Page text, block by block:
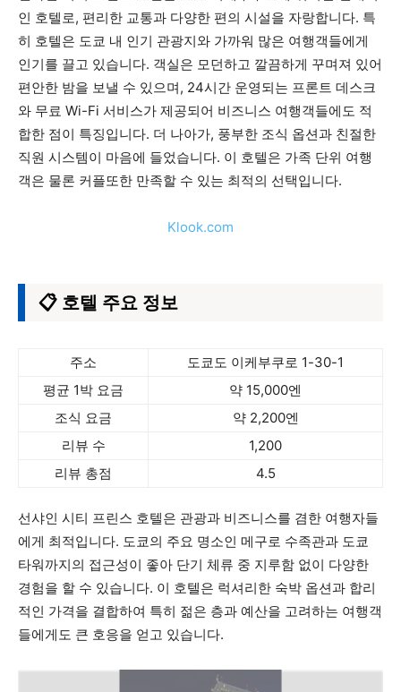
인 호텔로, 편리한 교통과 다양한 편의 시설을 자랑합니다. 특
히 호텔은 도쿄 내 인기 관광지와 가까워 많은 여행객들에게
인기를 끌고 있습니다. 객실은 모던하고 깔끔하게 꾸며져 있어
편안한 밤을 보낼 수 있으며, 24시간 운영되는 프론트 데스크
와 무료 Wi-Fi 서비스가 제공되어 비즈니스 여행객들에도 적
합한 점이 특징입니다. 더 나아가, 풍부한 조식 옵션과 친절한
직원 시스템이 마음에 들었습니다. 이 호텔은 가족 단위 여행
객은 물론 커플또한 만족할 수 있는 최적의 선택입니다.
Klook.com
📋 호텔 주요 정보
주소
도쿄도 이케부쿠로 1-30-1
평균 1박 요금
약 15,000엔
조식 요금
약 2,200엔
리뷰 수
1,200
리뷰 총점
4.5
선샤인 시티 프린스 호텔은 관광과 비즈니스를 겸한 여행자들
에게 최적입니다. 도쿄의 주요 명소인 메구로 수족관과 도쿄
타워까지의 접근성이 좋아 단기 체류 중 지루함 없이 다양한
경험을 할 수 있습니다. 이 호텔은 럭셔리한 숙박 옵션과 합리
적인 가격을 결합하여 특히 젊은 층과 예산을 고려하는 여행객
들에게도 큰 호응을 얻고 있습니다.